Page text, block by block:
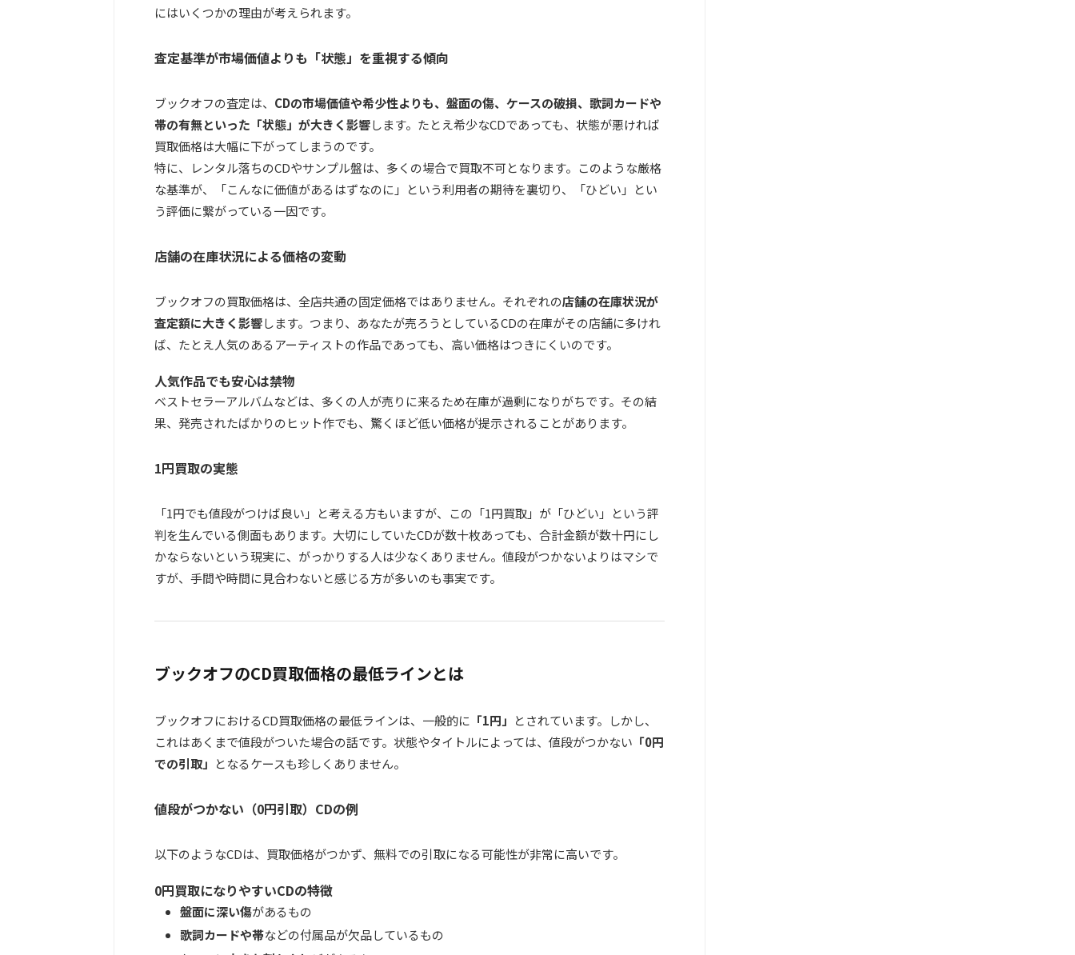
にはいくつかの理由が考えられます。
査定基準が市場価値よりも「状態」を重視する傾向
ブックオフの査定は、 CDの市場価値や希少性よりも、盤面の傷、ケースの破損、歌詞カードや
帯の有無といった「状態」が大きく影響します。たとえ希少なCDであっても、状態が悪ければ
買取価格は大幅に下がってしまうのです。
特に、レンタル落ちのCDやサンプル盤は、多くの場合で買取不可となります。 このような厳格
な基準が、「こんなに価値があるはずなのに」という利用者の期待を裏切り、「ひどい」とい
う評価に繋がっている一因です。
店舗の在庫状況による価格の変動
ブックオフの買取価格は、全店共通の固定価格ではありません。それぞれの店舗の在庫状況が
査定額に大きく影響します。つまり、あなたが売ろうとしているCDの在庫がその店舗に多けれ
ば、たとえ人気のあるアーティストの作品であっても、高い価格はつきにくいのです。
人気作品でも安心は禁物
ベストセラーアルバムなどは、多くの人が売りに来るため在庫が過剰になりがちです。その結
果、発売されたばかりのヒット作でも、驚くほど低い価格が提示されることがあります。
1円買取の実態
「1円でも値段がつけば良い」と考える方もいますが、この「1円買取」が「ひどい」という評
判を生んでいる側面もあります。大切にしていたCDが数十枚あっても、合計金額が数十円にし
かならないという現実に、がっかりする人は少なくありません。値段がつかないよりはマシで
すが、手間や時間に見合わないと感じる方が多いのも事実です。
ブックオフのCD買取価格の最低ラインとは
ブックオフにおけるCD買取価格の最低ラインは、一般的に 「1円」 とされています。しかし、
これはあくまで値段がついた場合の話です。状態やタイトルによっては、値段がつかない 「0円
での引取」 となるケースも珍しくありません。
値段がつかない（0円引取）CDの例
以下のようなCDは、買取価格がつかず、無料での引取になる可能性が非常に高いです。
0円買取になりやすいCDの特徴
盤面に深い傷があるもの
歌詞カードや帯などの付属品が欠品しているもの